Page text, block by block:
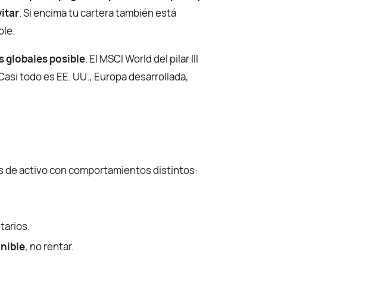
. Si encima tu cartera también está
globales posible. El MSCI World del pilar III
todo es EE. UU., Europa desarrollada,
de activo con comportamientos distintos:
, no rentar.